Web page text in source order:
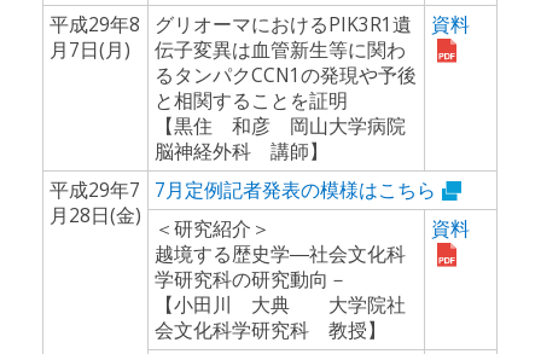
平成29年8
月7日(月)
グリオーマにおけるPIK3R1遺
伝子変異は血管新生等に関わ
るタンパクCCN1の発現や予後
と相関することを証明
【黒住 和彦 岡山大学病院
脳神経外科 講師】
資料
平成29年7
月28日(金)
7月定例記者発表の模様はこちら
＜研究紹介＞
越境する歴史学―社会文化科
学研究科の研究動向－
【小田川 大典 大学院社
会文化科学研究科 教授】
資料